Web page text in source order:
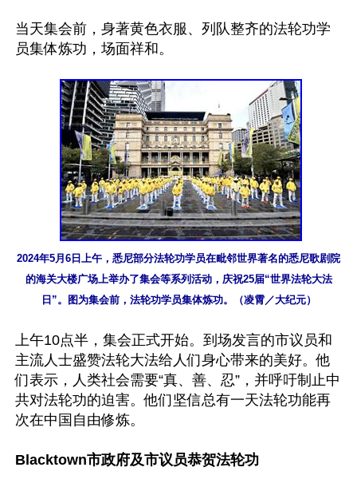
当天集会前，身著黄色衣服、列队整齐的法轮功学
员集体炼功，场面祥和。
2024年5月6日上午，悉尼部分法轮功学员在毗邻世界著名的悉尼歌剧院
的海关大楼广场上举办了集会等系列活动，庆祝25届“世界法轮大法
日”。图为集会前，法轮功学员集体炼功。（凌霄／大纪元）
上午10点半，集会正式开始。到场发言的市议员和
主流人士盛赞法轮大法给人们身心带来的美好。他
们表示，人类社会需要“真、善、忍”，并呼吁制止中
共对法轮功的迫害。他们坚信总有一天法轮功能再
次在中国自由修炼。
Blacktown市政府及市议员恭贺法轮功